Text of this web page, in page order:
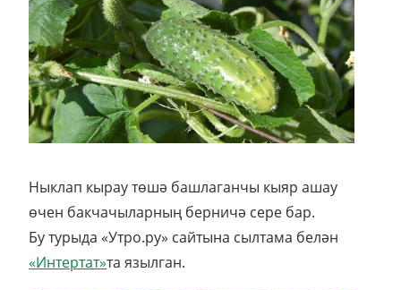
Ныклап кырау төшә башлаганчы кыяр ашау
өчен бакчачыларның берничә сере бар.
Бу турыда «Утро.ру» сайтына сылтама белән
«Интертат»та язылган.